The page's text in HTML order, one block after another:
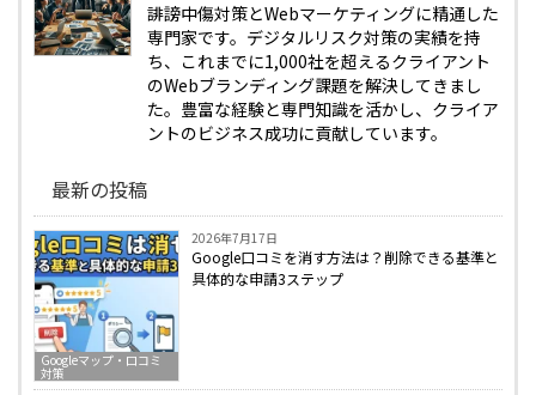
誹謗中傷対策とWebマーケティングに精通した
専門家です。デジタルリスク対策の実績を持
ち、これまでに1,000社を超えるクライアント
のWebブランディング課題を解決してきまし
た。豊富な経験と専門知識を活かし、クライア
ントのビジネス成功に貢献しています。
最新の投稿
Googleマップ・口コミ
対策
2026年7月17日
Google口コミを消す方法は？削除できる基準と
具体的な申請3ステップ